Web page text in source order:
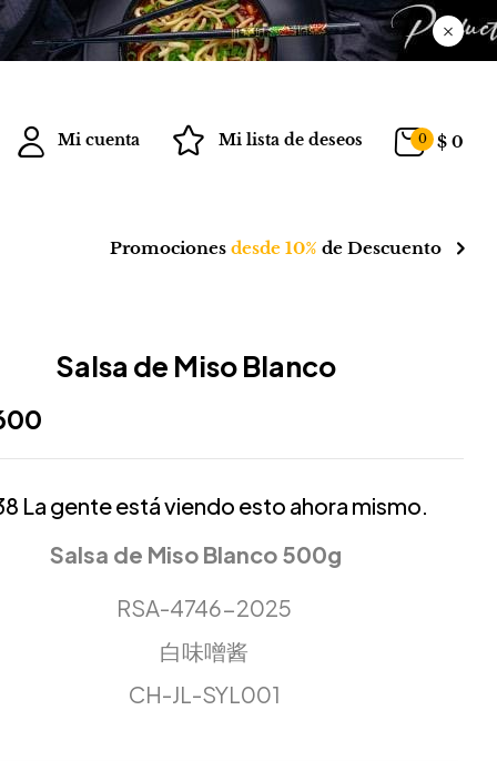
Mi cuenta Mi lista de deseos 0 $ 0
Promociones desde 10% de Descuento
Salsa de Miso Blanco
La gente está viendo esto ahora mismo.
Salsa de Miso Blanco 500g
RSA-4746-2025
白味噌酱
CH-JL-SYL001